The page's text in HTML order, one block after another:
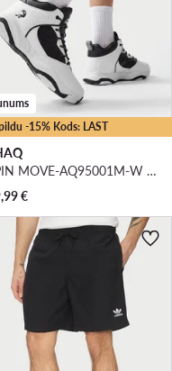
-15% Kods: LAST
SPIN MOVE-AQ95001M-W · Basketbola apavi
€